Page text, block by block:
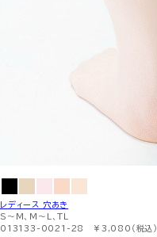
レディース 穴あき
S〜M、M〜L、TL
013133-0021-28 ￥3,080（税込）